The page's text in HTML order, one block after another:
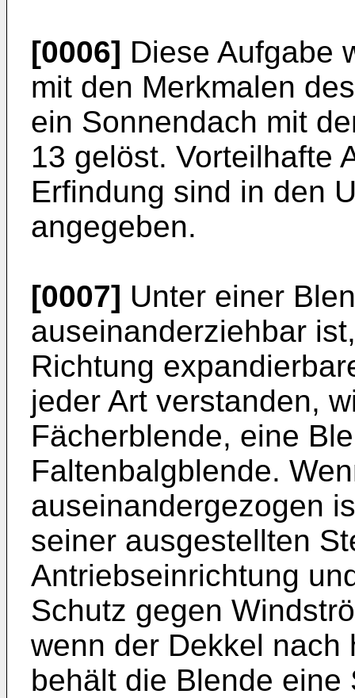
[0006] Diese Aufgabe
mit den Merkmalen
ein Sonnendach mit
13 gelöst. Vorteilhafte
Erfindung sind in den
angegeben.
[0007] Unter einer
auseinanderziehbar
Richtung
jeder Art verstanden,
Fächerblende, eine
Faltenbalgblende.
auseinandergezogen
seiner ausgestellten
Antriebseinrichtung
Schutz gegen
wenn der Dekkel nach
behält die Blende